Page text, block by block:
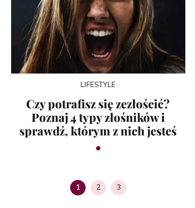
LIFESTYLE
Czy potrafisz się zezłościć?
Poznaj 4 typy złośników i
sprawdź, którym z nich jesteś
1 Strona
2 Strona
3